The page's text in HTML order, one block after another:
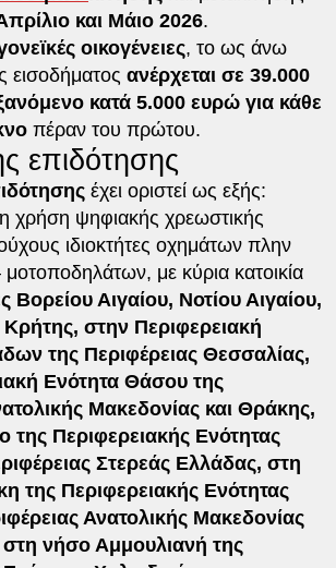
και Μάιο 2026.
οικογένειες, το ως άνω
εισοδήματος ανέρχεται σε 39.000
κατά 5.000 ευρώ για κάθε
πέραν του πρώτου.
επιδότησης
έχει οριστεί ως εξής:
χρήση ψηφιακής χρεωστικής
ιδιοκτήτες οχημάτων πλην
με κύρια κατοικία
Βορείου Αιγαίου, Νοτίου Αιγαίου,
στην Περιφερειακή
της Περιφέρειας Θεσσαλίας,
Ενότητα Θάσου της
Μακεδονίας και Θράκης,
της Περιφερειακής Ενότητας
Στερεάς Ελλάδας, στη
της Περιφερειακής Ενότητας
Ανατολικής Μακεδονίας
στη νήσο Αμμουλιανή της